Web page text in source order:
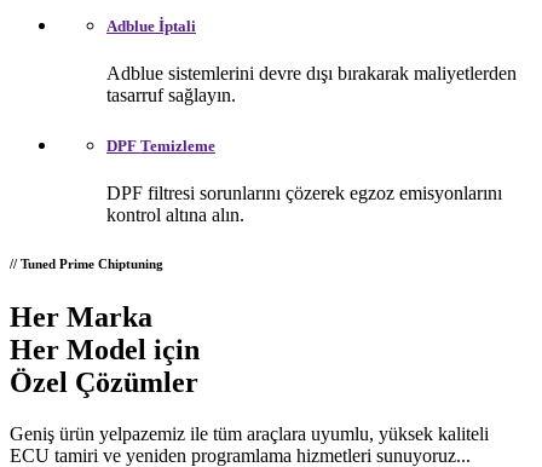
Adblue İptali
Adblue sistemlerini devre dışı bırakarak maliyetlerden
tasarruf sağlayın.
DPF Temizleme
DPF filtresi sorunlarını çözerek egzoz emisyonlarını
kontrol altına alın.
// Tuned Prime Chiptuning
Her Marka
Her Model için
Özel Çözümler
Geniş ürün yelpazemiz ile tüm araçlara uyumlu, yüksek kaliteli
ECU tamiri ve yeniden programlama hizmetleri sunuyoruz...